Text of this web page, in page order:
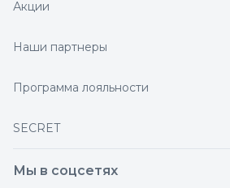
Акции
Наши партнеры
Программа лояльности
SECRET
Мы в соцсетях